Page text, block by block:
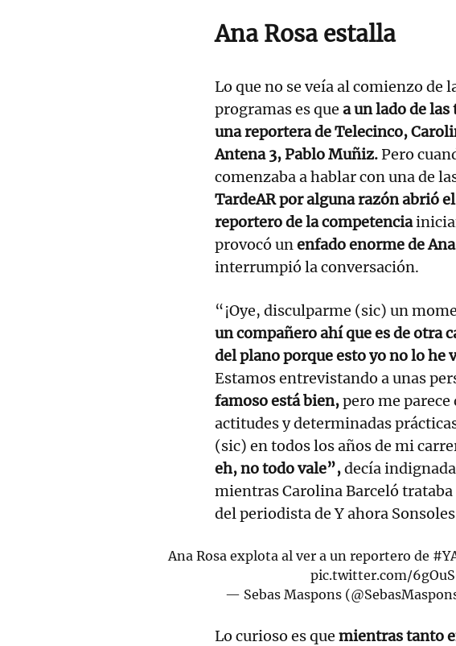
Ana Rosa estalla
Lo que no se veía al comienzo de
programas es que a un lado de
una reportera de Telecinco,
Antena 3, Pablo Muñiz.Pero
comenzaba a hablar con una de
TardeAR por alguna razón abrió
reportero de la competencia
provocó unenfado enorme de
interrumpió la conversación.
“¡Oye, disculparme (sic) un
un compañero ahí que es de otra
del plano porque esto yo no lo he
Estamos entrevistando a unas
famoso está bien,pero me
actitudes y determinadas
(sic) en todos los años de mi
eh, no todo vale”,decía
mientras Carolina Barceló
del periodista de Y ahora
Ana Rosa explota al ver a un reportero de
pic.twitter.com/
— Sebas Maspons
Lo curioso es que mientras tanto